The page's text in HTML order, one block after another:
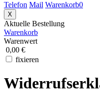
Telefon Mail Warenkorb0
X
Aktuelle Bestellung
Warenkorb
Warenwert
0,00 €
fixieren